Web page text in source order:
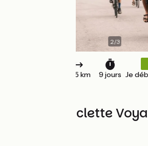
2/3
275 km 9 jours Je
Avec Abicyclette